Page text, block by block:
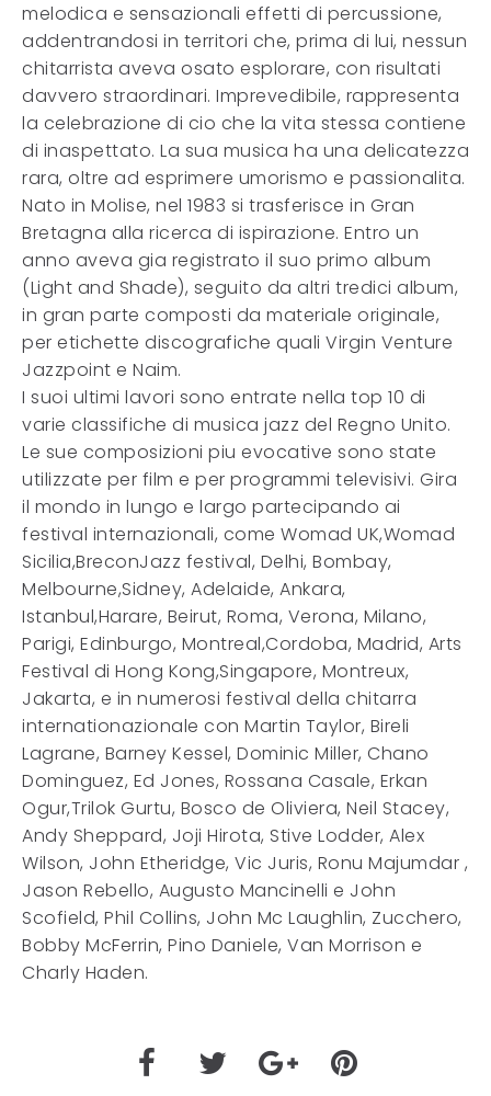
melodica e sensazionali effetti di percussione,
addentrandosi in territori che, prima di lui, nessun
chitarrista aveva osato esplorare, con risultati
davvero straordinari. Imprevedibile, rappresenta
la celebrazione di cio che la vita stessa contiene
di inaspettato. La sua musica ha una delicatezza
rara, oltre ad esprimere umorismo e passionalita.
Nato in Molise, nel 1983 si trasferisce in Gran
Bretagna alla ricerca di ispirazione. Entro un
anno aveva gia registrato il suo primo album
(Light and Shade), seguito da altri tredici album,
in gran parte composti da materiale originale,
per etichette discografiche quali Virgin Venture
Jazzpoint e Naim.
I suoi ultimi lavori sono entrate nella top 10 di
varie classifiche di musica jazz del Regno Unito.
Le sue composizioni piu evocative sono state
utilizzate per film e per programmi televisivi. Gira
il mondo in lungo e largo partecipando ai
festival internazionali, come Womad UK,Womad
Sicilia,BreconJazz festival, Delhi, Bombay,
Melbourne,Sidney, Adelaide, Ankara,
Istanbul,Harare, Beirut, Roma, Verona, Milano,
Parigi, Edinburgo, Montreal,Cordoba, Madrid, Arts
Festival di Hong Kong,Singapore, Montreux,
Jakarta, e in numerosi festival della chitarra
internationazionale con Martin Taylor, Bireli
Lagrane, Barney Kessel, Dominic Miller, Chano
Dominguez, Ed Jones, Rossana Casale, Erkan
Ogur,Trilok Gurtu, Bosco de Oliviera, Neil Stacey,
Andy Sheppard, Joji Hirota, Stive Lodder, Alex
Wilson, John Etheridge, Vic Juris, Ronu Majumdar ,
Jason Rebello, Augusto Mancinelli e John
Scofield, Phil Collins, John Mc Laughlin, Zucchero,
Bobby McFerrin, Pino Daniele, Van Morrison e
Charly Haden.